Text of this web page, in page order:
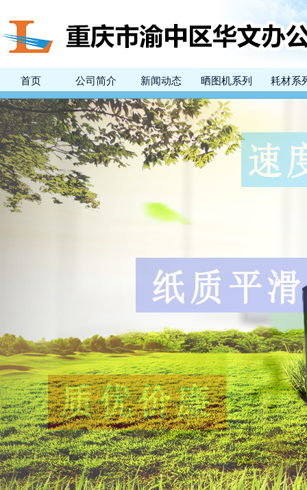
首页 公司简介 新闻动态 晒图机系列 耗材系